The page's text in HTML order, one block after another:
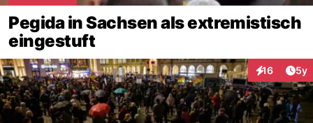
Pegida in Sachsen als extremistisch
eingestuft
16 5y